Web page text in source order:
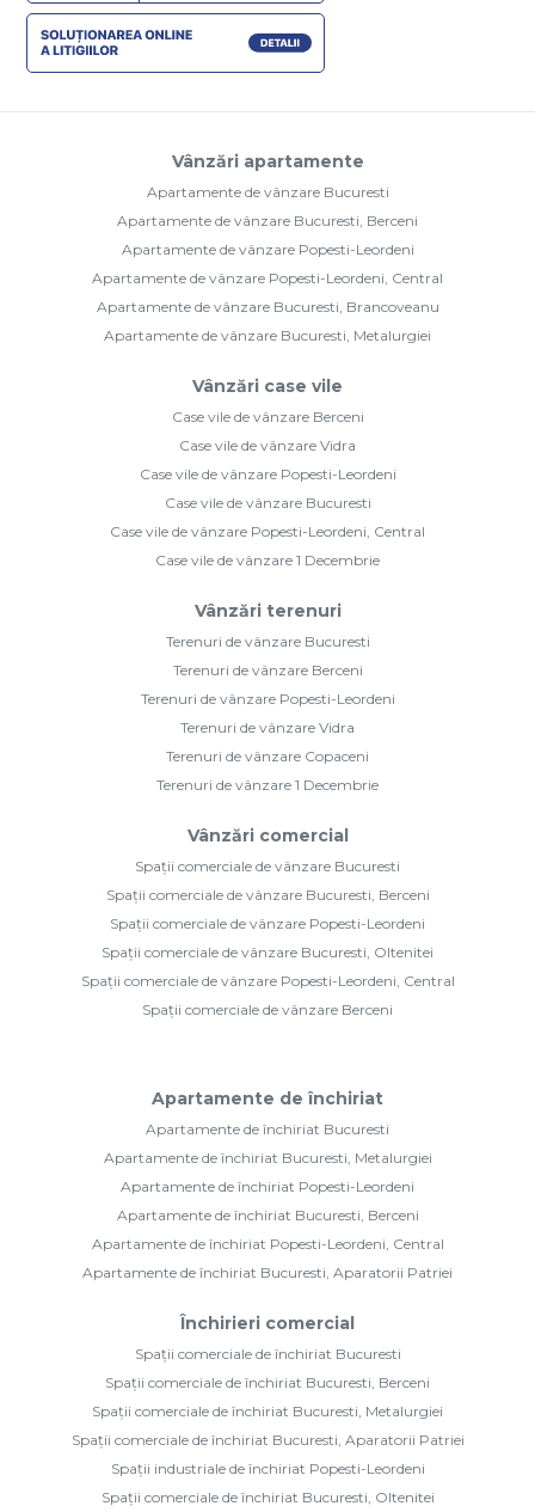
Vânzări apartamente
Apartamente de vânzare Bucuresti
Apartamente de vânzare Bucuresti, Berceni
Apartamente de vânzare Popesti-Leordeni
Apartamente de vânzare Popesti-Leordeni, Central
Apartamente de vânzare Bucuresti, Brancoveanu
Apartamente de vânzare Bucuresti, Metalurgiei
Vânzări case vile
Case vile de vânzare Berceni
Case vile de vânzare Vidra
Case vile de vânzare Popesti-Leordeni
Case vile de vânzare Bucuresti
Case vile de vânzare Popesti-Leordeni, Central
Case vile de vânzare 1 Decembrie
Vânzări terenuri
Terenuri de vânzare Bucuresti
Terenuri de vânzare Berceni
Terenuri de vânzare Popesti-Leordeni
Terenuri de vânzare Vidra
Terenuri de vânzare Copaceni
Terenuri de vânzare 1 Decembrie
Vânzări comercial
Spații comerciale de vânzare Bucuresti
Spații comerciale de vânzare Bucuresti, Berceni
Spații comerciale de vânzare Popesti-Leordeni
Spații comerciale de vânzare Bucuresti, Oltenitei
Spații comerciale de vânzare Popesti-Leordeni, Central
Spații comerciale de vânzare Berceni
Apartamente de închiriat
Apartamente de închiriat Bucuresti
Apartamente de închiriat Bucuresti, Metalurgiei
Apartamente de închiriat Popesti-Leordeni
Apartamente de închiriat Bucuresti, Berceni
Apartamente de închiriat Popesti-Leordeni, Central
Apartamente de închiriat Bucuresti, Aparatorii Patriei
Închirieri comercial
Spații comerciale de închiriat Bucuresti
Spații comerciale de închiriat Bucuresti, Berceni
Spații comerciale de închiriat Bucuresti, Metalurgiei
Spații comerciale de închiriat Bucuresti, Aparatorii Patriei
Spații industriale de închiriat Popesti-Leordeni
Spații comerciale de închiriat Bucuresti, Oltenitei